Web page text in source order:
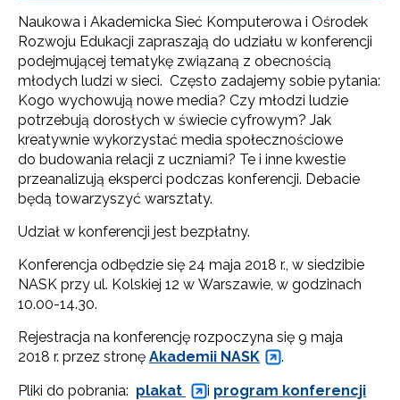
Naukowa i Akademicka Sieć Komputerowa i Ośrodek
Rozwoju Edukacji zapraszają do udziału w konferencji
podejmującej tematykę związaną z obecnością
młodych ludzi w sieci. Często zadajemy sobie pytania:
Kogo wychowują nowe media? Czy młodzi ludzie
potrzebują dorosłych w świecie cyfrowym? Jak
kreatywnie wykorzystać media społecznościowe
do budowania relacji z uczniami? Te i inne kwestie
przeanalizują eksperci podczas konferencji. Debacie
będą towarzyszyć warsztaty.
Udział w konferencji jest bezpłatny.
Konferencja odbędzie się 24 maja 2018 r., w siedzibie
NASK przy ul. Kolskiej 12 w Warszawie, w godzinach
10.00-14.30.
Rejestracja na konferencję rozpoczyna się 9 maja
2018 r. przez stronę Akademii NASK
.
Pliki do pobrania: plakat i program konferencji